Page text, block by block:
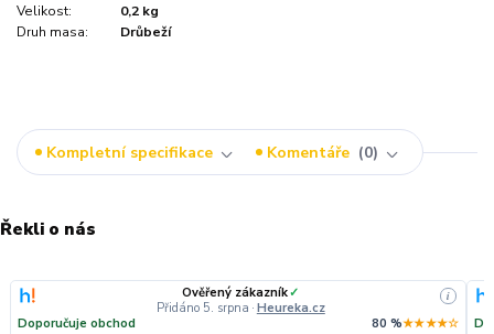
Velikost:
0,2 kg
Druh masa:
Drůbeží
Kompletní specifikace Komentáře 0
Řekli o nás
Ověřený zákazník✓
Přidáno 5. srpna · Heureka.cz
i
Doporučuje obchod 80 %★★★★☆